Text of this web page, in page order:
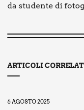
da studente di
ARTICOLI
6 AGOSTO 2025